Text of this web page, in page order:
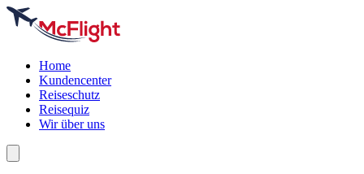
Home
Kundencenter
Reiseschutz
Reisequiz
Wir über uns